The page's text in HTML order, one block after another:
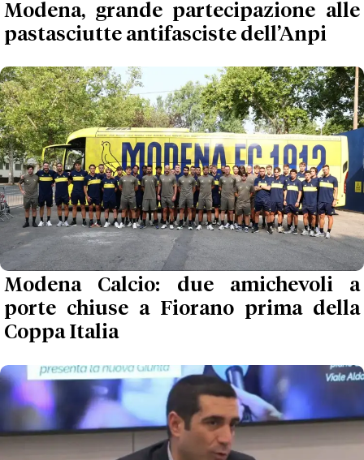
Modena, grande partecipazione alle
pastasciutte antifasciste dell’Anpi
Modena Calcio: due amichevoli a
porte chiuse a Fiorano prima della
Coppa Italia